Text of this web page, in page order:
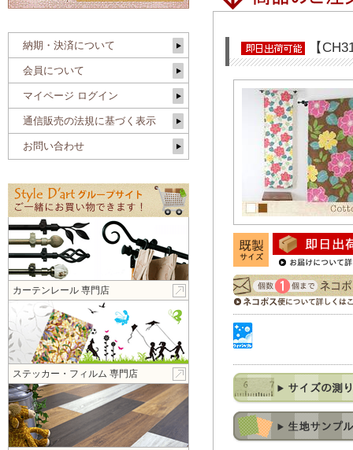
【
納期・決済について
会員について
マイページ ログイン
通信販売の法規に基づく表示
お問い合わせ
カーテンレール 専門店
ステッカー・フィルム 専門店